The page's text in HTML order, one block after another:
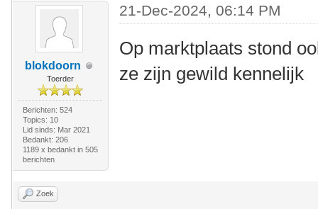
blokdoorn
Toerder
Berichten: 524
Topics: 10
Lid sinds: Mar 2021
Bedankt: 206
1189 x bedankt in 505
berichten
21-Dec-2024, 06:14 PM
Op marktplaats stond
ze zijn gewild kennelijk
Zoek